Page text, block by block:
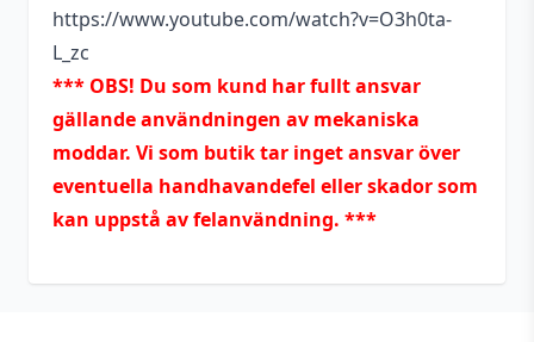
https://www.youtube.com/watch?v=O3h0ta-
L_zc
*** OBS! Du som kund har fullt ansvar
gällande användningen av mekaniska
moddar. Vi som butik tar inget ansvar över
eventuella handhavandefel eller skador som
kan uppstå av felanvändning. ***